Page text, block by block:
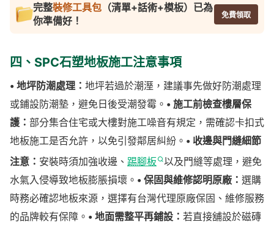
完整裝修工具包 （清單+話術+模板）已為
你準備好！
免費領取
四、SPC石塑地板施工注意事項
• 地坪防潮處理： 地坪若過於潮溼，建議事先做好防潮處理
或鋪設防潮墊，避免日後受潮發霉。 • 施工前檢查樓層保
護： 部分集合住宅或大樓對施工噪音有規定，需確認卡扣式
地板施工是否允許，以免引發鄰居糾紛。 • 收邊與門縫細節
注意： 安裝時須加強收邊、 踢腳板 以及門縫等處理，避免
水氣入侵導致地板膨脹損壞。 • 保固與維修認明原廠： 選購
時務必確認地板來源，選擇有台灣代理原廠保固、維修服務
的品牌較有保障。 • 地面需整平再鋪設： 若直接舖設於磁磚